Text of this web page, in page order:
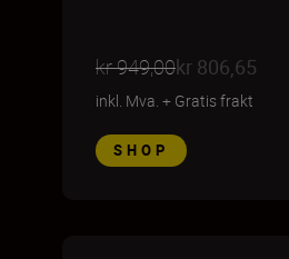
kr 949,00kr 806,65
inkl. Mva. + Gratis frakt
SHOP